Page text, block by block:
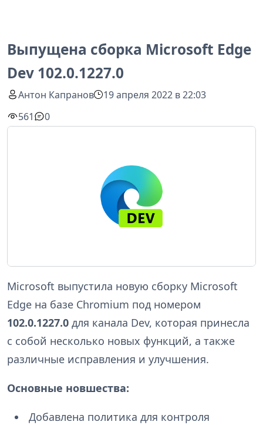
Выпущена сборка Microsoft Edge
Dev 102.0.1227.0
Антон Капранов
19 апреля 2022 в 22:03
561
0
Microsoft выпустила новую сборку Microsoft
Edge на базе Chromium под номером
102.0.1227.0 для канала Dev, которая принесла
с собой несколько новых функций, а также
различные исправления и улучшения.
Основные новшества:
Добавлена политика для контроля